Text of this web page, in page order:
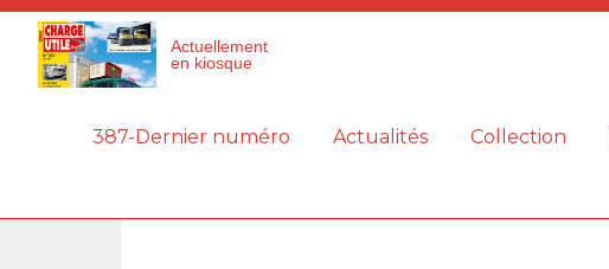
Actuellement
en kiosque
387-Dernier numéro Actualités Collection
Panneau de gestion des cookies